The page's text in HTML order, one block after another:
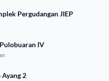
Pergudangan JIEP
IV
2